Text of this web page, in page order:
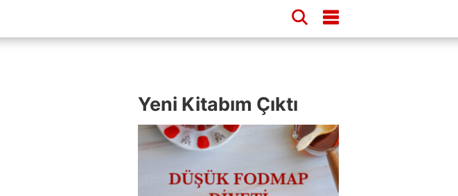
Yeni Kitabım Çıktı